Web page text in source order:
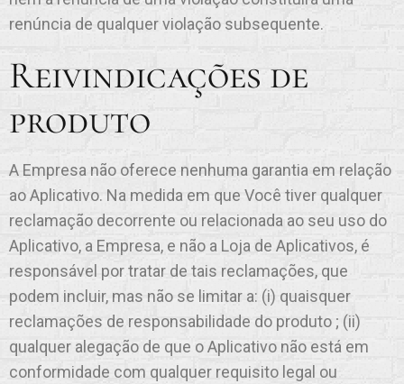
renúncia de qualquer violação subsequente.
Reivindicações de
produto
A Empresa não oferece nenhuma garantia em relação
ao Aplicativo. Na medida em que Você tiver qualquer
reclamação decorrente ou relacionada ao seu uso do
Aplicativo, a Empresa, e não a Loja de Aplicativos, é
responsável por tratar de tais reclamações, que
podem incluir, mas não se limitar a: (i) quaisquer
reclamações de responsabilidade do produto ; (ii)
qualquer alegação de que o Aplicativo não está em
conformidade com qualquer requisito legal ou